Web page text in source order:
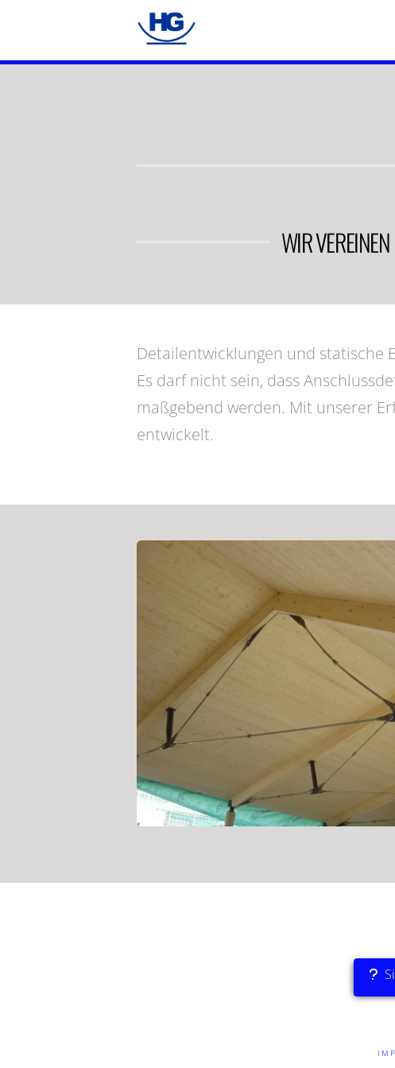
WIR
Detailentwicklungen und statische
Es darf nicht sein, dass
maßgebend werden. Mit unserer
entwickelt.